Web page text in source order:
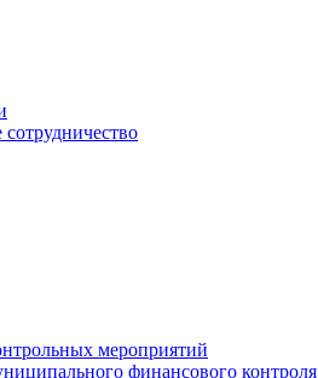
мероприятий
финансового контроля